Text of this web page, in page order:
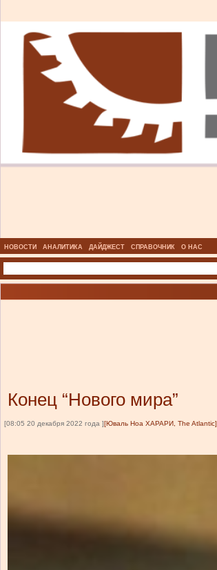
НОВОСТИ АНАЛИТИКА ДАЙДЖЕСТ СПРАВОЧНИК О НАС
Конец “Нового мира”
[08:05 20 декабря 2022 года ][Юваль Ноа ХАРАРИ, The Atlantic]